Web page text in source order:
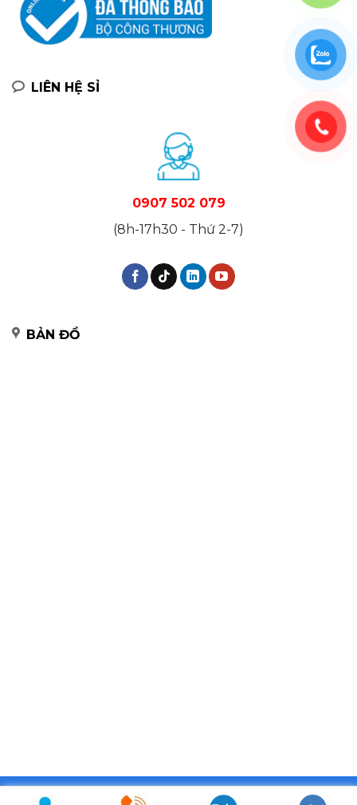
LIÊN HỆ SỈ
0907 502 079
(8h-17h30 - Thứ 2-7)
BẢN ĐỒ